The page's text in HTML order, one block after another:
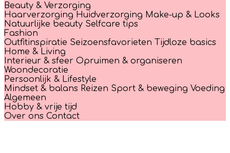
Beauty & Verzorging
Haarverzorging Huidverzorging Make-up & Looks
Natuurlijke beauty Selfcare tips
Fashion
Outfitinspiratie Seizoensfavorieten Tijdloze basics
Home & Living
Interieur & sfeer Opruimen & organiseren
Woondecoratie
Persoonlijk & Lifestyle
Mindset & balans Reizen Sport & beweging Voeding
Algemeen
Hobby & vrije tijd
Over ons Contact